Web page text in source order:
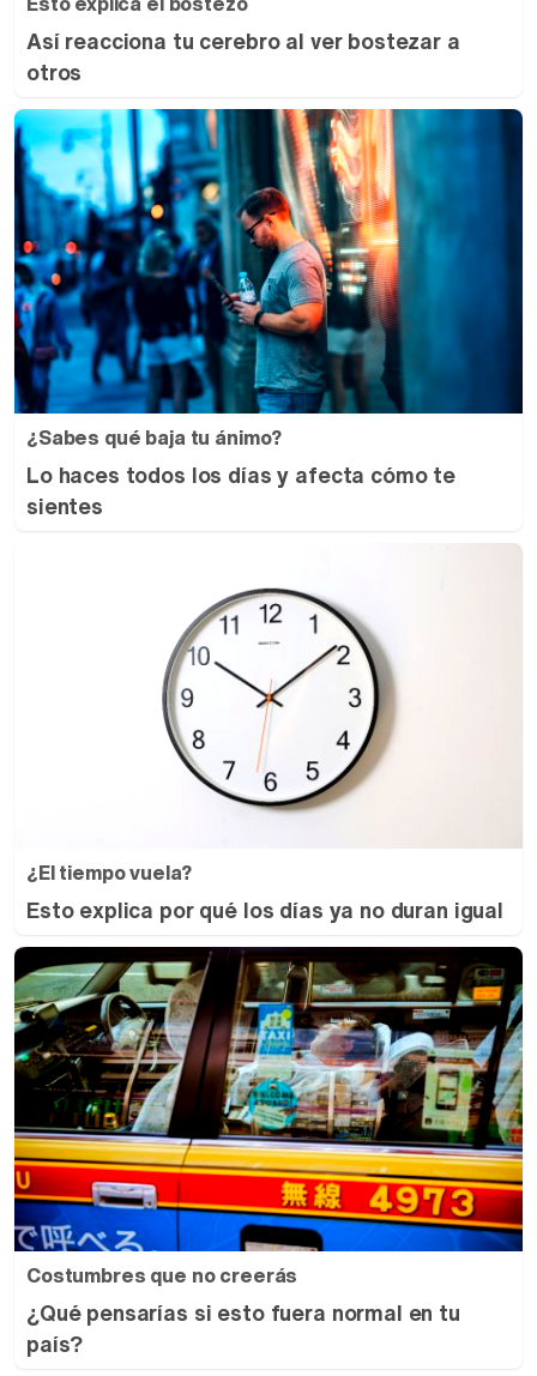
Así reacciona tu cerebro al ver bostezar a
otros
¿Sabes qué baja tu ánimo?
Lo haces todos los días y afecta cómo te
sientes
¿El tiempo vuela?
Esto explica por qué los días ya no duran igual
Costumbres que no creerás
¿Qué pensarías si esto fuera normal en tu
país?